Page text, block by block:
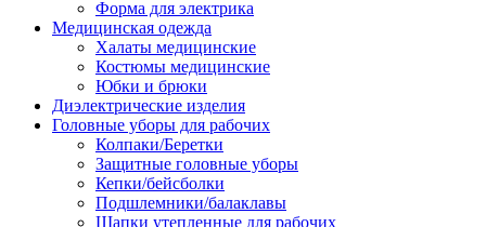
Форма для электрика
Медицинская одежда
Халаты медицинские
Костюмы медицинские
Юбки и брюки
Диэлектрические изделия
Головные уборы для рабочих
Колпаки/Беретки
Защитные головные уборы
Кепки/бейсболки
Подшлемники/балаклавы
Шапки утепленные для рабочих